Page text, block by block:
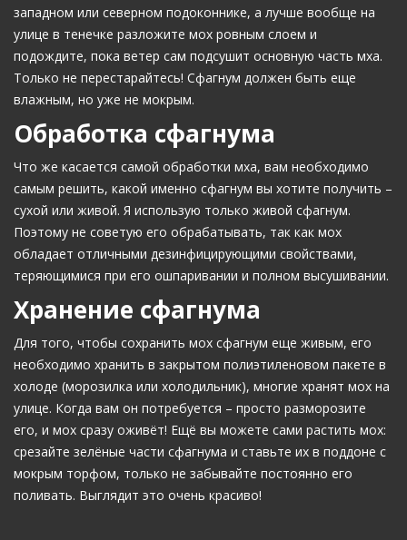
западном или северном подоконнике, а лучше вообще на
улице в тенечке разложите мох ровным слоем и
подождите, пока ветер сам подсушит основную часть мха.
Только не перестарайтесь! Сфагнум должен быть еще
влажным, но уже не мокрым.
Обработка сфагнума
Что же касается самой обработки мха, вам необходимо
самым решить, какой именно сфагнум вы хотите получить –
сухой или живой. Я использую только живой сфагнум.
Поэтому не советую его обрабатывать, так как мох
обладает отличными дезинфицирующими свойствами,
теряющимися при его ошпаривании и полном высушивании.
Хранение сфагнума
Для того, чтобы сохранить мох сфагнум еще живым, его
необходимо хранить в закрытом полиэтиленовом пакете в
холоде (морозилка или холодильник), многие хранят мох на
улице. Когда вам он потребуется – просто разморозите
его, и мох сразу оживёт! Ещё вы можете сами растить мох:
срезайте зелёные части сфагнума и ставьте их в поддоне с
мокрым торфом, только не забывайте постоянно его
поливать. Выглядит это очень красиво!